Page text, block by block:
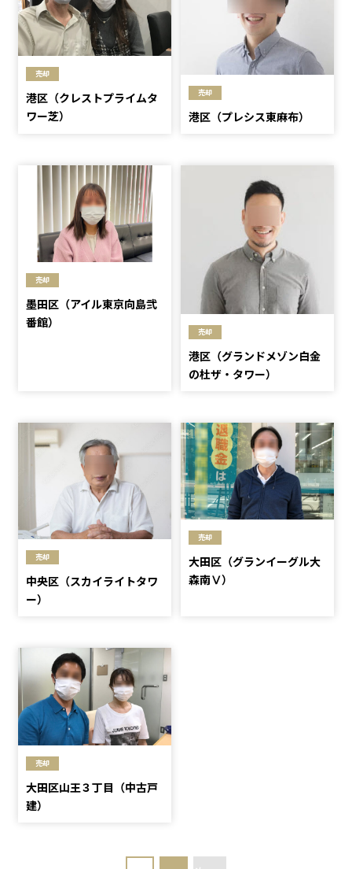
売却
港区（クレストプライムタ
ワー芝）
売却
港区（プレシス東麻布）
売却
墨田区（アイル東京向島弐
番館）
売却
港区（グランドメゾン白金
の杜ザ・タワー）
売却
中央区（スカイライトタワ
ー）
売却
大田区（グランイーグル大
森南Ⅴ）
売却
大田区山王３丁目（中古戸
建）